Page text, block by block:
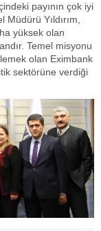
payının çok iyi
Yıldırım,
yüksek olan
Temel misyonu
olan Eximbank
sektörüne verdiği